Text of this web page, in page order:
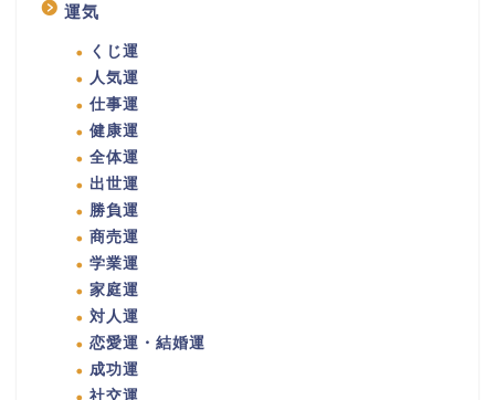
運気
くじ運
人気運
仕事運
健康運
全体運
出世運
勝負運
商売運
学業運
家庭運
対人運
恋愛運・結婚運
成功運
社交運